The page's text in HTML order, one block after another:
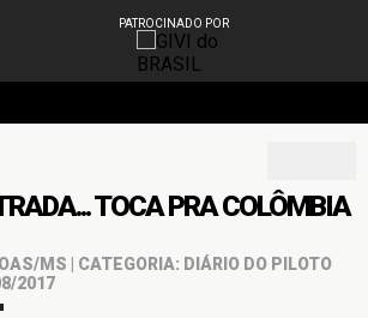
PATROCINADO POR
TOCA PRA COLÔMBIA
MS | CATEGORIA: DIÁRIO DO PILOTO
2017